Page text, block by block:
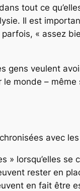
tout ce
Il est
« assez
gens veulent
monde –
avec
lorsqu’elles
rester en
en fait être